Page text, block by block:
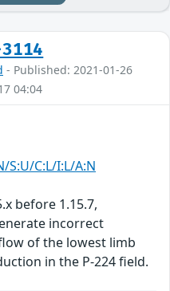
- Published: 2021-01-26
04:04
S:U/C:L/I:L/A:N
before 1.15.7,
incorrect
of the lowest limb
in the P-224 field.